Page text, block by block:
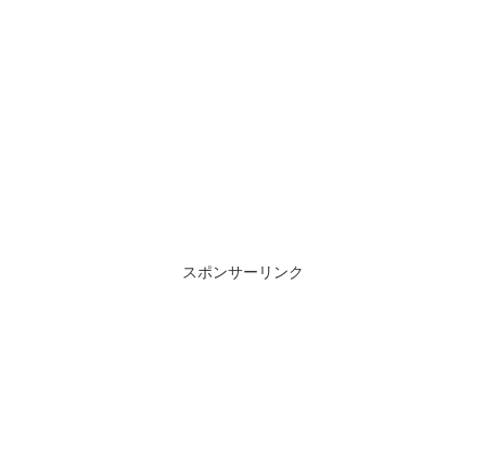
スポンサーリンク